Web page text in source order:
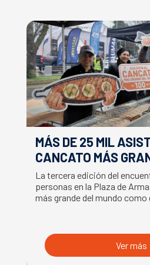
MÁS DE 25 MIL
CANCATO MÁS
MUNDO MARCAN
DE LA SEMANA DEL
La tercera edición del
personas en la Plaza de
más grande del mundo
Ver más